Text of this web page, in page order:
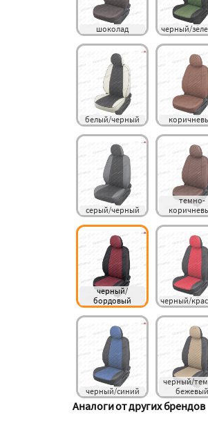
шоколад черный/
белый/черный
серый/черный
темно-
черный/
бордовый
черный/
черный/синий
черный/
бежевый
Аналоги от других брендов